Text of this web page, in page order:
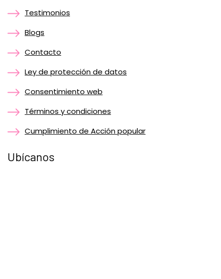
Testimonios
Blogs
Contacto
Ley de protección de datos
Consentimiento web
Términos y condiciones
Cumplimiento de Acción popular
Ubícanos